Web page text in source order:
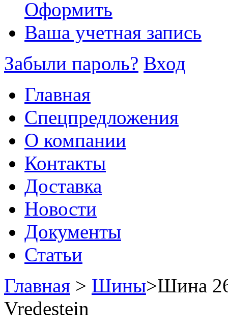
Оформить
Ваша учетная запись
Забыли пароль? Вход
Главная
Спецпредложения
О компании
Контакты
Доставка
Новости
Документы
Статьи
Главная > Шины>Шина
Vredestein